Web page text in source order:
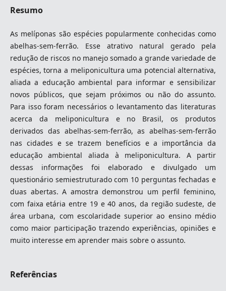
Resumo
As melíponas são espécies popularmente conhecidas como
abelhas-sem-ferrão. Esse atrativo natural gerado pela
redução de riscos no manejo somado a grande variedade de
espécies, torna a meliponicultura uma potencial alternativa,
aliada a educação ambiental para informar e sensibilizar
novos públicos, que sejam próximos ou não do assunto.
Para isso foram necessários o levantamento das literaturas
acerca da meliponicultura e no Brasil, os produtos
derivados das abelhas-sem-ferrão, as abelhas-sem-ferrão
nas cidades e se trazem benefícios e a importância da
educação ambiental aliada à meliponicultura. A partir
dessas informações foi elaborado e divulgado um
questionário semiestruturado com 10 perguntas fechadas e
duas abertas. A amostra demonstrou um perfil feminino,
com faixa etária entre 19 e 40 anos, da região sudeste, de
área urbana, com escolaridade superior ao ensino médio
como maior participação trazendo experiências, opiniões e
muito interesse em aprender mais sobre o assunto.
Referências